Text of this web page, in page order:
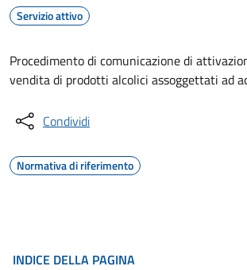
Servizio attivo
Procedimento di comunicazione di
vendita di prodotti alcolici assoggettati ad
Condividi
Normativa di riferimento
INDICE DELLA PAGINA